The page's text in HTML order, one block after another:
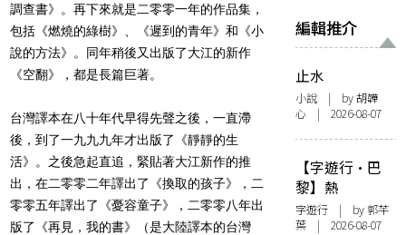
調查書》。再下來就是二零零一年的作品集，
包括《燃燒的綠樹》、《遲到的青年》和《小
說的方法》。同年稍後又出版了大江的新作
《空翻》，都是長篇巨著。
台灣譯本在八十年代早得先聲之後，一直滯
後，到了一九九九年才出版了《靜靜的生
活》。之後急起直追，緊貼著大江新作的推
出，在二零零二年譯出了《換取的孩子》，二
零零五年譯出了《憂容童子》，二零零八年出
版了《再見，我的書》（是大陸譯本的台灣
編輯推介
止水
小說 | by 胡韡
心 | 2026-08-07
【字遊行·巴
黎】熱
字遊行 | by 郭芊
葉 | 2026-08-07